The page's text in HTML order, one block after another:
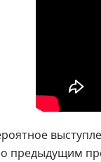
предыдущим